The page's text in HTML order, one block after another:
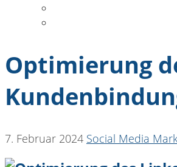
Optimierung
7. Februar 2024 Social Media